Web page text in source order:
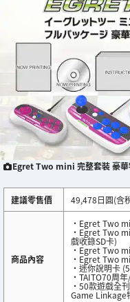
Egret Two mini 完整套裝 豪華
建議零售價 49,478日圓(含
商品內容
・Egret Two
・Egret Two
戲收錄SD卡)
・Egret Two
・Egret Two
・迷你說明卡
・TAITO70周
・50款遊戲全
Game Linkage